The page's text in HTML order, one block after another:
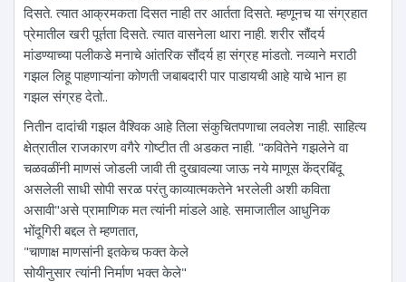
दिसते. त्यात आक्रमकता दिसत नाही तर आर्तता दिसते. म्हणूनच या संग्रहात
प्रेमातील खरी पूर्तता दिसते. त्यात वासनेला थारा नाही. शरीर सौंदर्य
मांडण्याच्या पलीकडे मनाचे आंतरिक सौंदर्य हा संग्रह मांडतो. नव्याने मराठी
गझल लिहू पाहणाऱ्यांना कोणती जबाबदारी पार पाडायची आहे याचे भान हा
गझल संग्रह देतो..
नितीन दादांची गझल वैश्विक आहे तिला संकुचितपणाचा लवलेश नाही. साहित्य
क्षेत्रातील राजकारण वगैरे गोष्टीत ती अडकत नाही. "कवितेने गझलेने वा
चळवळींनी माणसं जोडली जावी ती दुखावल्या जाऊ नये माणूस केंद्रबिंदू
असलेली साधी सोपी सरळ परंतु काव्यात्मकतेने भरलेली अशी कविता
असावी"असे प्रामाणिक मत त्यांनी मांडले आहे. समाजातील आधुनिक
भोंदूगिरी बद्दल ते म्हणतात,
"चाणाक्ष माणसांनी इतकेच फक्त केले
सोयीनुसार त्यांनी निर्माण भक्त केले"